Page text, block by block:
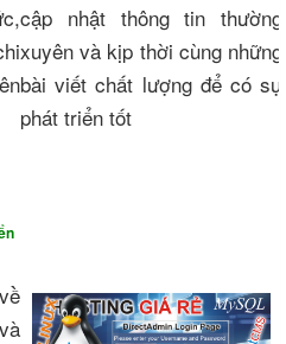
cập nhật thông tin thường
xuyên và kịp thời cùng những
bài viết chất lượng để có sự
phát triển tốt